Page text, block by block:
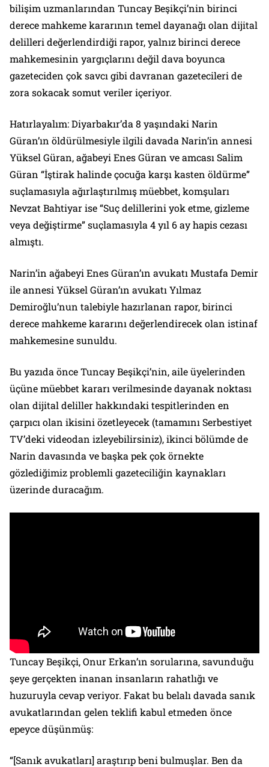
bilişim uzmanlarından Tuncay Beşikçi’nin birinci
derece mahkeme kararının temel dayanağı olan dijital
delilleri değerlendirdiği rapor, yalnız birinci derece
mahkemesinin yargıçlarını değil dava boyunca
gazeteciden çok savcı gibi davranan gazetecileri de
zora sokacak somut veriler içeriyor.
Hatırlayalım: Diyarbakır’da 8 yaşındaki Narin
Güran’ın öldürülmesiyle ilgili davada Narin’in annesi
Yüksel Güran, ağabeyi Enes Güran ve amcası Salim
Güran “İştirak halinde çocuğa karşı kasten öldürme”
suçlamasıyla ağırlaştırılmış müebbet, komşuları
Nevzat Bahtiyar ise “Suç delillerini yok etme, gizleme
veya değiştirme” suçlamasıyla 4 yıl 6 ay hapis cezası
almıştı.
Narin’in ağabeyi Enes Güran’ın avukatı Mustafa Demir
ile annesi Yüksel Güran’ın avukatı Yılmaz
Demiroğlu’nun talebiyle hazırlanan rapor, birinci
derece mahkeme kararını değerlendirecek olan istinaf
mahkemesine sunuldu.
Bu yazıda önce Tuncay Beşikçi’nin, aile üyelerinden
üçüne müebbet kararı verilmesinde dayanak noktası
olan dijital deliller hakkındaki tespitlerinden en
çarpıcı olan ikisini özetleyecek (tamamını Serbestiyet
TV’deki videodan izleyebilirsiniz), ikinci bölümde de
Narin davasında ve başka pek çok örnekte
gözlediğimiz problemli gazeteciliğin kaynakları
üzerinde duracağım.
Tuncay Beşikçi, Onur Erkan’ın sorularına, savunduğu
şeye gerçekten inanan insanların rahatlığı ve
huzuruyla cevap veriyor. Fakat bu belalı davada sanık
avukatlarından gelen teklifi kabul etmeden önce
epeyce düşünmüş:
“[Sanık avukatları] araştırıp beni bulmuşlar. Ben da